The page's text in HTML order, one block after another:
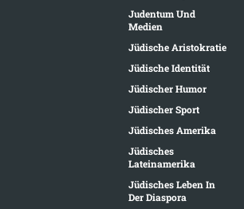
Judentum Und
Medien
Jüdische Aristokratie
Jüdische Identität
Jüdischer Humor
Jüdischer Sport
Jüdisches Amerika
Jüdisches
Lateinamerika
Jüdisches Leben In
Der Diaspora